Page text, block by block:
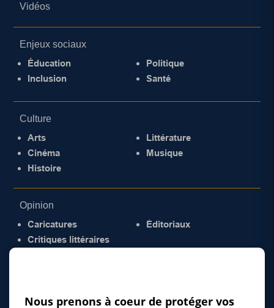
Vidéos
Enjeux sociaux
Éducation
Inclusion
Politique
Santé
Culture
Arts
Cinéma
Histoire
Littérature
Musique
Opinion
Caricatures
Critiques littéraires
Éditoriaux
Nous prenons à coeur de protéger vos